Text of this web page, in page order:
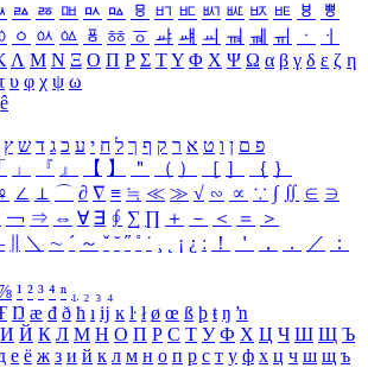
ㅬ ㅭ ㅮ ㅯ ㅰ ㅱ ㅲ ㅳ ㅴ ㅵ ㅶ ㅷ ㅸ
ㅹ
ㆁ ㆂ ㆃ ㆄ ㆅ ㆆ ㆇ ㆈ ㆉ ㆊ ㆋ ㆌ ㆍ
ㆎ
Λ Μ Ν Ξ Ο Π Ρ Σ ΤΥ Φ Χ Ψ Ω α β γ δ ε ζ η
υ φ χ ψ ω
ê
פ ם ן ו ט א ר ק ף ך ל ח י ע כ ג ד ש ץ
」 『 』 【 】 ＂ （ ） ［ ］ ｛ ｝
♀ ∠ ⊥ ⌒ ∂ ∇ ≡ ≒ ≪ ≫ √ ∽ ∝ ∵ ∫ ∬ ∈ ∋
￢ ⇒ ⇔ ∀ ∃ ∮ ∑ ∏ ＋ － ＜ ＝
＞
＼ ∼ ´ ～ ˇ ˘ ˝ ˚ ˙ ¸ ¡ ¿ ː ！ ＇ ， ． ／
：
⅞ ¹ ² ³ ⁴ ⁿ ₁ ₂ ₃ ₄
Ŋ æ đ ð ħ ı ĳ ĸ ŀ ł ø œ ß þ ŧ ŋ ŉ
И Й К Л М Н О П Р С Т У Ф Х Ц Ч Ш Щ Ъ
е ё ж з и й к л м н о п р с т у ф х ц ч ш щ ъ